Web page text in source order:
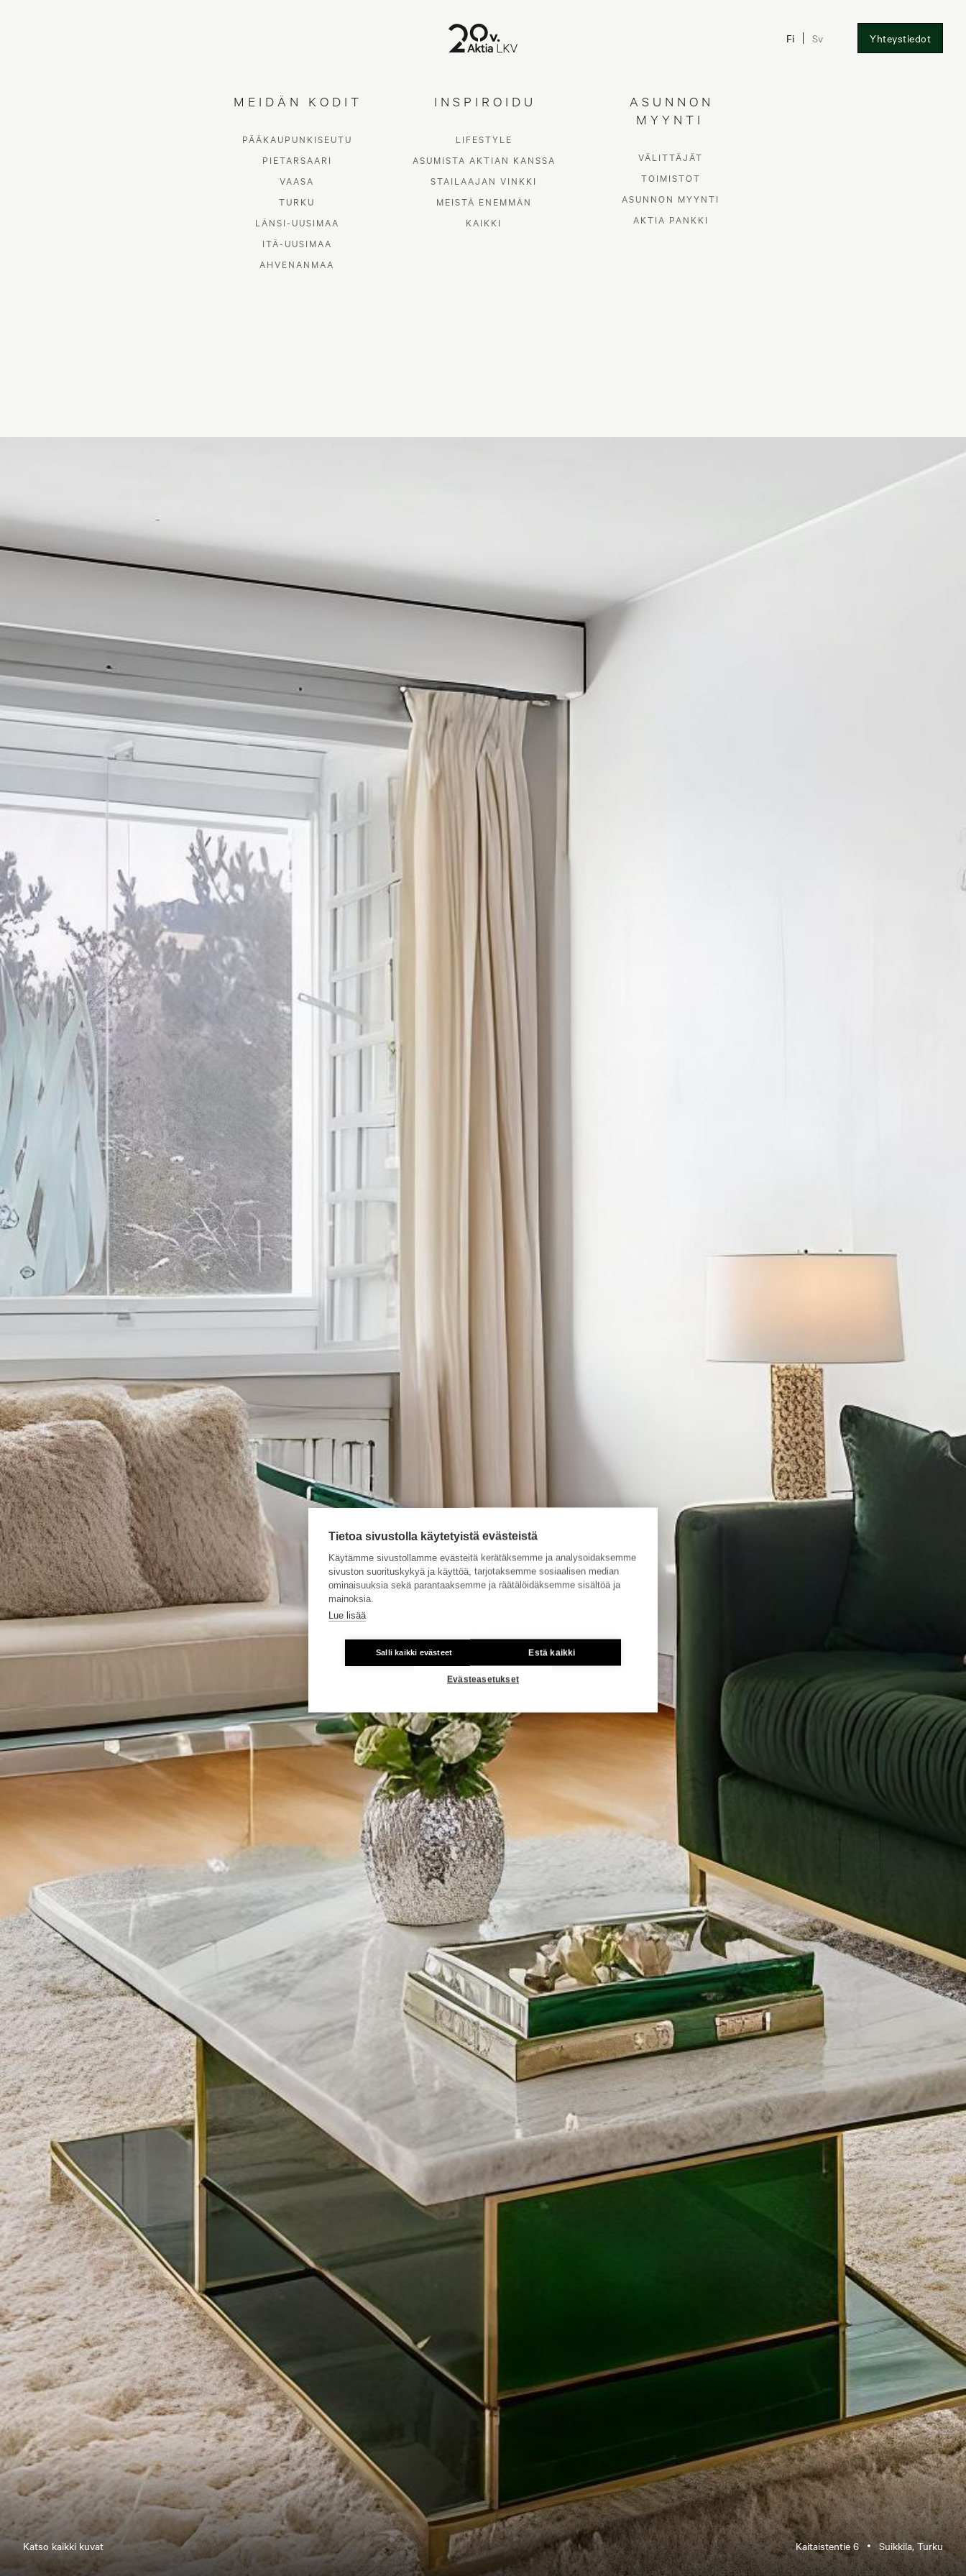
Fi Sv Yhteystiedot
MEIDÄN KODIT
PÄÄKAUPUNKISEUTU
PIETARSAARI
VAASA
TURKU
LÄNSI-UUSIMAA
ITÄ-UUSIMAA
AHVENANMAA
INSPIROIDU
LIFESTYLE
ASUMISTA AKTIAN KANSSA
STAILAAJAN VINKKI
MEISTÄ ENEMMÄN
KAIKKI
ASUNNON
MYYNTI
VÄLITTÄJÄT
TOIMISTOT
ASUNNON MYYNTI
AKTIA PANKKI
Katso kaikki kuvat Kaitaistentie 6 Suikkila, Turku
Tietoa sivustolla käytetyistä evästeistä
Käytämme sivustollamme evästeitä kerätäksemme ja analysoidaksemme
sivuston suorituskykyä ja käyttöä, tarjotaksemme sosiaalisen median
ominaisuuksia sekä parantaaksemme ja räätälöidäksemme sisältöä ja
mainoksia.
Lue lisää
Salli kaikki evästeet Estä kaikki
Evästeasetukset